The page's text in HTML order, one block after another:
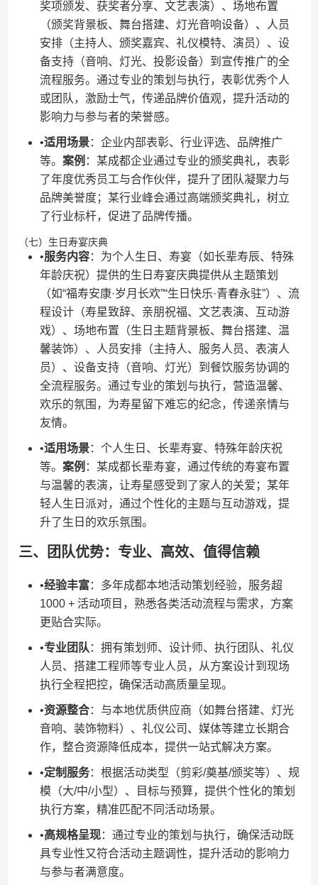
奖项颁发、获奖者分享、文艺表演）、场地布置
（颁奖背景板、舞台搭建、灯光音响设备）、人员
安排（主持人、颁奖嘉宾、礼仪模特、演员）、设
备支持（音响、灯光、投影设备）到宣传推广的全
流程服务。通过专业的策划与执行，表彰优秀个人
或团队，激励士气，传递品牌价值观，提升活动的
影响力与参与者的荣誉感。
•​​适用场景​​：企业内部表彰、行业评选、品牌推广
等。​ ​案例​ ​：某成都企业通过专业的颁奖典礼，表彰
了年度优秀员工与合作伙伴，提升了团队凝聚力与
品牌美誉度；某行业峰会通过高端颁奖典礼，树立
了行业标杆，促进了品牌传播。
（七）生日寿宴庆典
•​​服务内容​​：为个人生日、寿宴（如长辈寿辰、特殊
年龄庆祝）提供的生日寿宴庆典提供从主题策划
（如“福寿安康·岁月长欢”“生日快乐·青春永驻”）、流
程设计（寿星致辞、亲朋祝福、文艺表演、互动游
戏）、场地布置（生日主题背景板、舞台搭建、温
馨装饰）、人员安排（主持人、服务人员、表演人
员）、设备支持（音响、灯光）到餐饮服务协调的
全流程服务。通过专业的策划与执行，营造温馨、
欢乐的氛围，为寿星留下难忘的纪念，传递亲情与
友情。
•​​适用场景​​：个人生日、长辈寿宴、特殊年龄庆祝
等。​ ​案例​ ​：某成都长辈寿宴，通过传统的寿宴布置
与温馨的表演，让寿星感受到了家人的关爱；某年
轻人生日派对，通过个性化的主题与互动游戏，提
升了生日的欢乐氛围。
三、团队优势：专业、高效、值得信赖
•​​经验丰富​​：多年成都本地活动策划经验，服务超
1000 + 活动项目，熟悉各类活动流程与需求，方案
更贴合实际。
•​​专业团队​ ​：拥有策划师、设计师、执行团队、礼仪
人员、搭建工程师等专业人员，从方案设计到现场
执行全程把控，确保活动高质量呈现。
•​​资源整合​​：与本地优质供应商（如舞台搭建、灯光
音响、装饰物料）、礼仪公司、媒体等建立长期合
作，整合资源降低成本，提供一站式解决方案。
•​​定制服务​​：根据活动类型（剪彩/奠基/颁奖等）、规
模（大/中/小型）、目标与预算，提供个性化的策划
执行方案，精准匹配不同活动场景。
•​​高规格呈现​​：通过专业的策划与执行，确保活动既
具专业性又符合活动主题调性，提升活动的影响力
与参与者满意度。